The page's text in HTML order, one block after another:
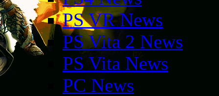
PS VR News
PS Vita 2 News
PS Vita News
PC News